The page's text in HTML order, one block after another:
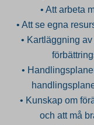
• Att arbeta
• Att se egna
• Kartläggning
•
• Kunskap om
och att må